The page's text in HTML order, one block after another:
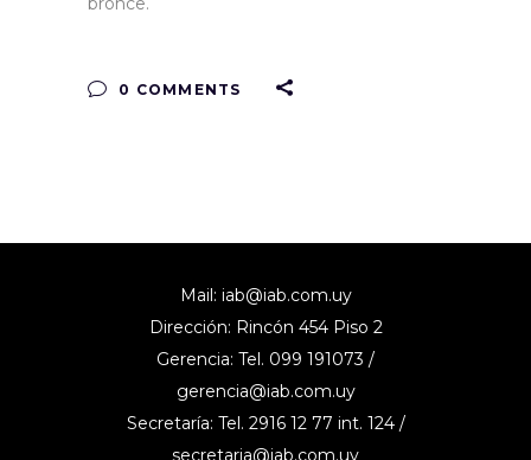
0 COMMENTS
Mail: iab@iab.com.uy
Dirección: Rincón 454 Piso 2
Gerencia: Tel. 099 191073 /
gerencia@iab.com.uy
Secretaría: Tel. 2916 12 77 int. 124 /
secretaria@iab.com.uy